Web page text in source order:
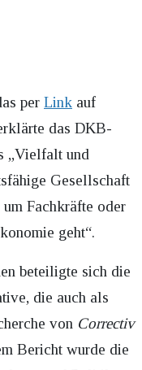
per Link auf
das DKB-
„Vielfalt und
Gesellschaft
Fachkräfte oder
geht“.
beteiligte sich die
die auch als
von Correctiv
Bericht wurde die